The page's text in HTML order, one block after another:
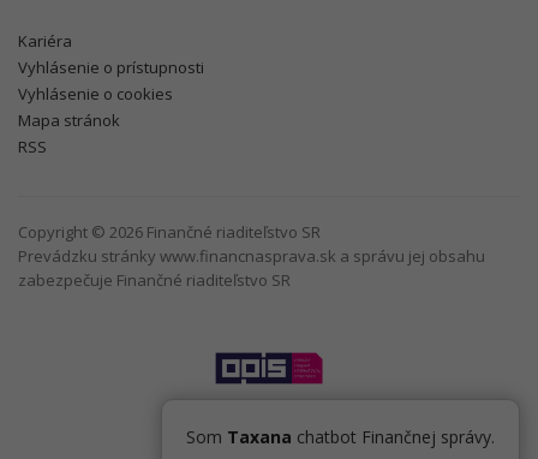
Kariéra
Vyhlásenie o prístupnosti
Vyhlásenie o cookies
Mapa stránok
RSS
Copyright © 2026 Finančné riaditeľstvo SR
Prevádzku stránky www.financnasprava.sk a správu jej obsahu
zabezpečuje Finančné riaditeľstvo SR
Som Taxana chatbot Finančnej správy.